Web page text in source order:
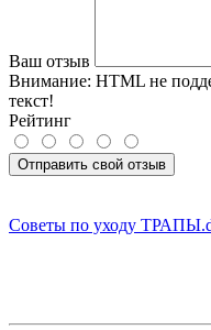
Ваш отзыв
Внимание: HTML не
текст!
Рейтинг
Отправить свой отзыв
Советы по уходу